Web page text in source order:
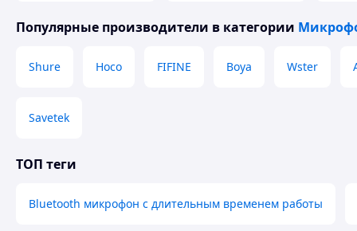
Популярные производители в категории
Shure Hoco FIFINE Boya Wster
Savetek
ТОП теги
Bluetooth микрофон с длительным временем работы